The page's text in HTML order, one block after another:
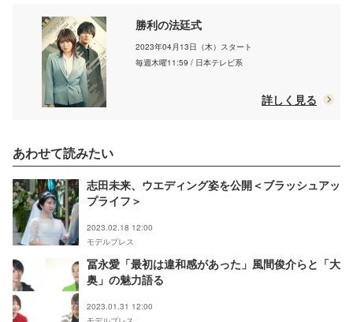
勝利の法廷式
2023年04月13日（木）スタート
毎週木曜11:59 / 日本テレビ系
詳しく見る
あわせて読みたい
志田未来、ウエディング姿を公開＜ブラッシュアッ
プライフ＞
2023.02.18 12:00
モデルプレス
冨永愛「最初は違和感があった」風間俊介らと「大
奥」の魅力語る
2023.01.31 12:00